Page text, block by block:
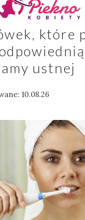
które
ustnej
10.08.26